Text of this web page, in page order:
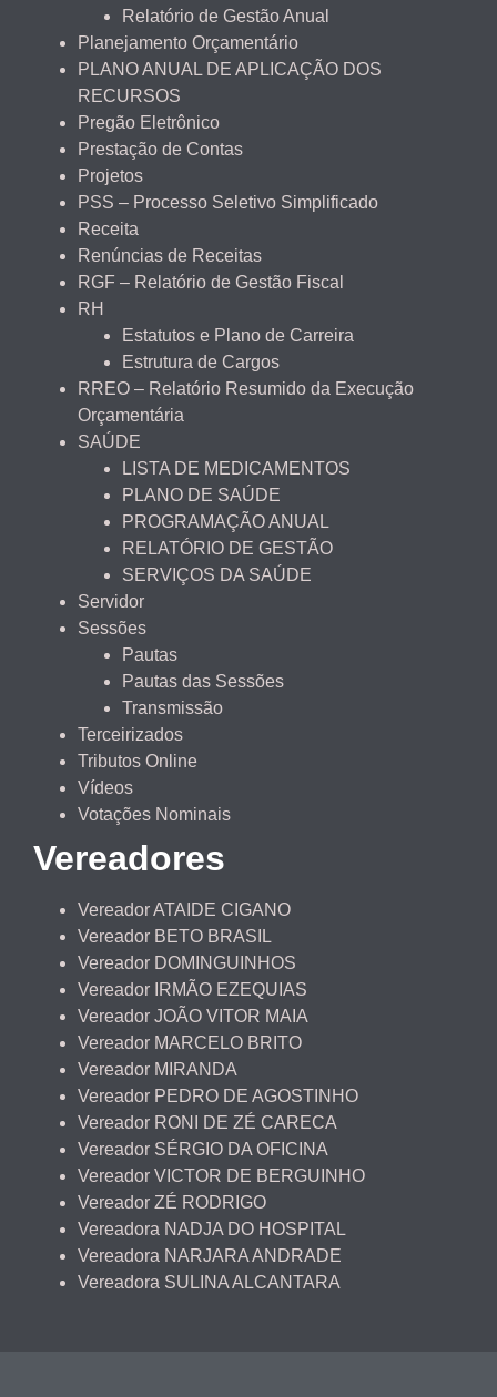
Relatório de Gestão Anual
Planejamento Orçamentário
PLANO ANUAL DE APLICAÇÃO DOS
RECURSOS
Pregão Eletrônico
Prestação de Contas
Projetos
PSS – Processo Seletivo Simplificado
Receita
Renúncias de Receitas
RGF – Relatório de Gestão Fiscal
RH
Estatutos e Plano de Carreira
Estrutura de Cargos
RREO – Relatório Resumido da Execução
Orçamentária
SAÚDE
LISTA DE MEDICAMENTOS
PLANO DE SAÚDE
PROGRAMAÇÃO ANUAL
RELATÓRIO DE GESTÃO
SERVIÇOS DA SAÚDE
Servidor
Sessões
Pautas
Pautas das Sessões
Transmissão
Terceirizados
Tributos Online
Vídeos
Votações Nominais
Vereadores
Vereador ATAIDE CIGANO
Vereador BETO BRASIL
Vereador DOMINGUINHOS
Vereador IRMÃO EZEQUIAS
Vereador JOÃO VITOR MAIA
Vereador MARCELO BRITO
Vereador MIRANDA
Vereador PEDRO DE AGOSTINHO
Vereador RONI DE ZÉ CARECA
Vereador SÉRGIO DA OFICINA
Vereador VICTOR DE BERGUINHO
Vereador ZÉ RODRIGO
Vereadora NADJA DO HOSPITAL
Vereadora NARJARA ANDRADE
Vereadora SULINA ALCANTARA